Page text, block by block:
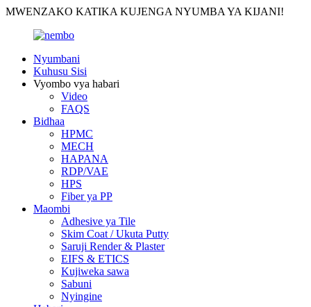
MWENZAKO KATIKA KUJENGA NYUMBA YA KIJANI!
Nyumbani
Kuhusu Sisi
Vyombo vya habari
Video
FAQS
Bidhaa
HPMC
MECH
HAPANA
RDP/VAE
HPS
Fiber ya PP
Maombi
Adhesive ya Tile
Skim Coat / Ukuta Putty
Saruji Render & Plaster
EIFS & ETICS
Kujiweka sawa
Sabuni
Nyingine